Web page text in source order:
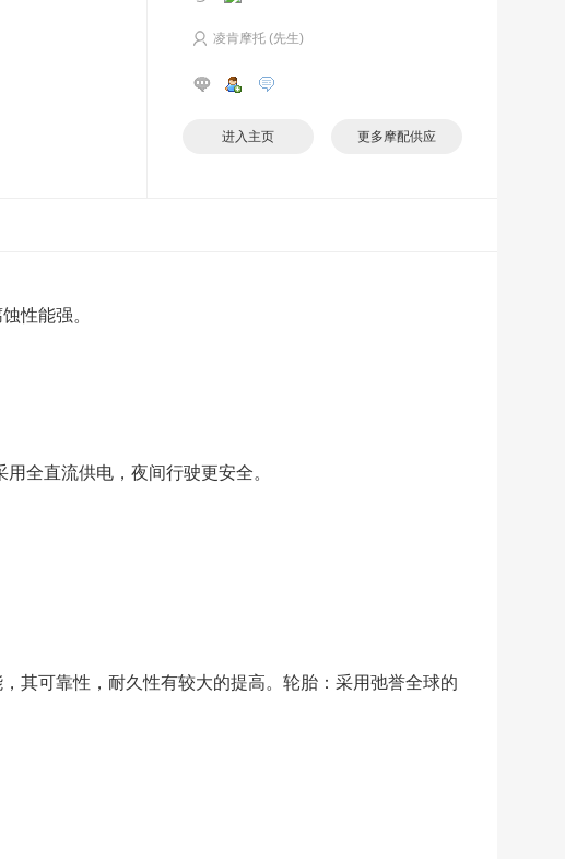
凌肯摩托 (先生)
进入主页 更多摩配供应
性能强。
全直流供电，夜间行驶更安全。
其可靠性，耐久性有较大的提高。轮胎：采用弛誉全球的